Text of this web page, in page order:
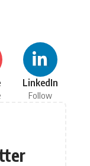
LinkedIn
Follow